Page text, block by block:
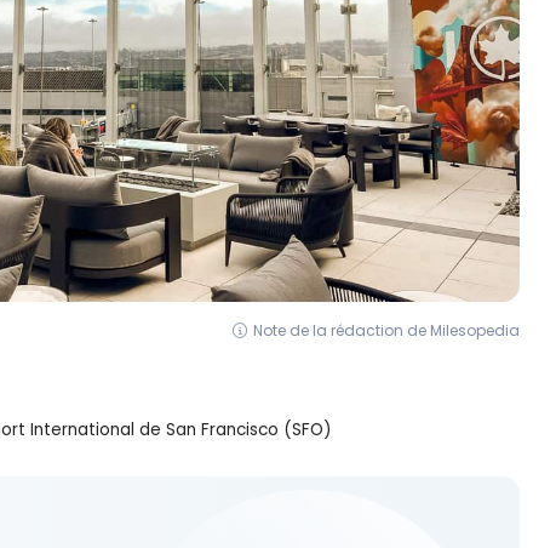
Note de la rédaction de Milesopedia
International de San Francisco (SFO)